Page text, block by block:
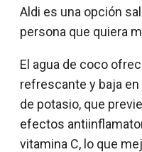
Aldi es una opción
persona que quiera
El agua de coco
refrescante y baja
de potasio, que
efectos
vitamina C, lo que